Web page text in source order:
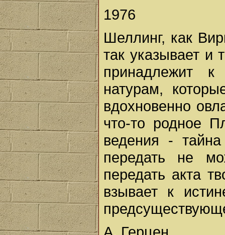
1976
Шеллинг, как
так указывает и
принадлежит
натурам,
вдохновенно
что-то родное
ведения -
передать не
передать акта
взывает к